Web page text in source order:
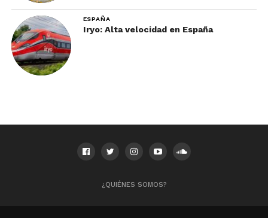
ESPAÑA
Iryo: Alta velocidad en España
¿QUIÉNES SOMOS?